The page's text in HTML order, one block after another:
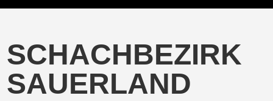
SCHACHBEZIRK
SAUERLAND